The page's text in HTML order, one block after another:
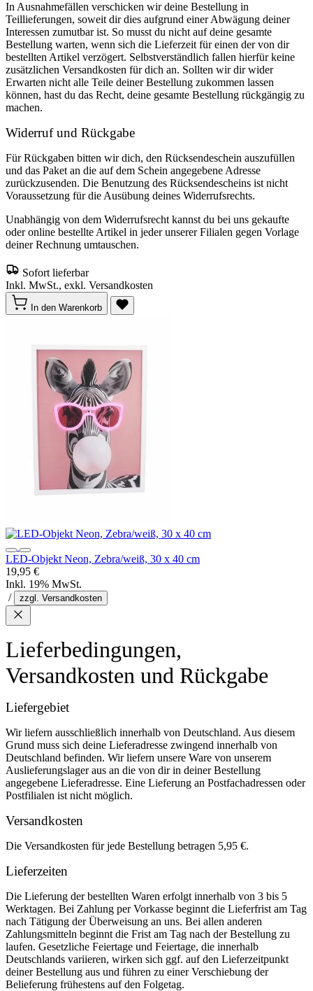
In Ausnahmefällen verschicken wir deine Bestellung in
Teillieferungen, soweit dir dies aufgrund einer Abwägung deiner
Interessen zumutbar ist. So musst du nicht auf deine gesamte
Bestellung warten, wenn sich die Lieferzeit für einen der von dir
bestellten Artikel verzögert. Selbstverständlich fallen hierfür keine
zusätzlichen Versandkosten für dich an. Sollten wir dir wider
Erwarten nicht alle Teile deiner Bestellung zukommen lassen
können, hast du das Recht, deine gesamte Bestellung rückgängig zu
machen.
Widerruf und Rückgabe
Für Rückgaben bitten wir dich, den Rücksendeschein auszufüllen
und das Paket an die auf dem Schein angegebene Adresse
zurückzusenden. Die Benutzung des Rücksendescheins ist nicht
Voraussetzung für die Ausübung deines Widerrufsrechts.
Unabhängig von dem Widerrufsrecht kannst du bei uns gekaufte
oder online bestellte Artikel in jeder unserer Filialen gegen Vorlage
deiner Rechnung umtauschen.
Sofort lieferbar
Inkl. MwSt., exkl. Versandkosten
In den Warenkorb
LED-Objekt Neon, Zebra/weiß, 30 x 40 cm
19,95 €
Inkl. 19% MwSt.
/
zzgl. Versandkosten
Lieferbedingungen,
Versandkosten und Rückgabe
Liefergebiet
Wir liefern ausschließlich innerhalb von Deutschland. Aus diesem
Grund muss sich deine Lieferadresse zwingend innerhalb von
Deutschland befinden. Wir liefern unsere Ware von unserem
Auslieferungslager aus an die von dir in deiner Bestellung
angegebene Lieferadresse. Eine Lieferung an Postfachadressen oder
Postfilialen ist nicht möglich.
Versandkosten
Die Versandkosten für jede Bestellung betragen 5,95 €.
Lieferzeiten
Die Lieferung der bestellten Waren erfolgt innerhalb von 3 bis 5
Werktagen. Bei Zahlung per Vorkasse beginnt die Lieferfrist am Tag
nach Tätigung der Überweisung an uns. Bei allen anderen
Zahlungsmitteln beginnt die Frist am Tag nach der Bestellung zu
laufen. Gesetzliche Feiertage und Feiertage, die innerhalb
Deutschlands variieren, wirken sich ggf. auf den Lieferzeitpunkt
deiner Bestellung aus und führen zu einer Verschiebung der
Belieferung frühestens auf den Folgetag.